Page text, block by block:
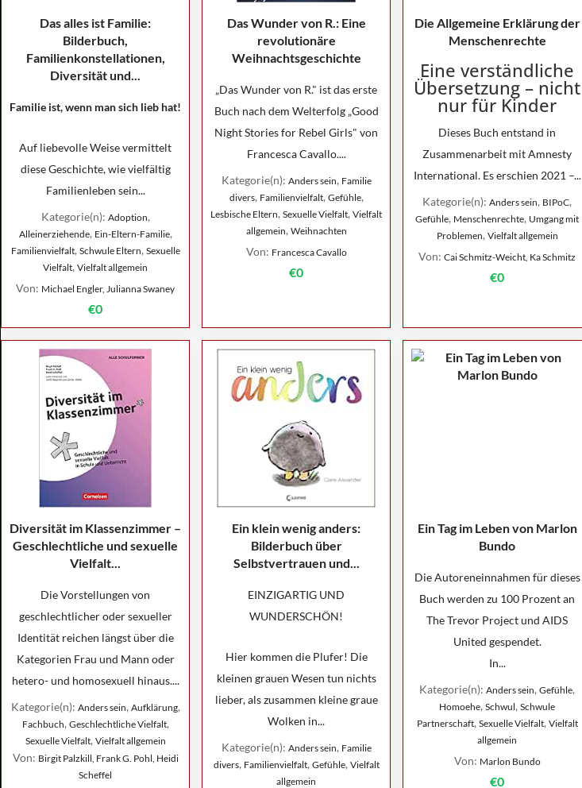
Das alles ist Familie:
Bilderbuch,
Familienkonstellationen,
Diversität und...
Familie ist, wenn man sich lieb hat!
Auf liebevolle Weise vermittelt
diese Geschichte, wie vielfältig
Familienleben sein...
Kategorie(n): Adoption,
Alleinerziehende, Ein-Eltern-Familie,
Familienvielfalt, Schwule Eltern, Sexuelle
Vielfalt, Vielfalt allgemein
Von: Michael Engler, Julianna Swaney
€0
Das Wunder von R.: Eine
revolutionäre
Weihnachtsgeschichte
„Das Wunder von R." ist das erste
Buch nach dem Welterfolg „Good
Night Stories for Rebel Girls" von
Francesca Cavallo....
Kategorie(n): Anders sein, Familie
divers, Familienvielfalt, Gefühle,
Lesbische Eltern, Sexuelle Vielfalt, Vielfalt
allgemein, Weihnachten
Von: Francesca Cavallo
€0
Die Allgemeine Erklärung der
Menschenrechte
Eine verständliche
Übersetzung – nicht
nur für Kinder
Dieses Buch entstand in
Zusammenarbeit mit Amnesty
International. Es erschien 2021 –...
Kategorie(n): Anders sein, BIPoC,
Gefühle, Menschenrechte, Umgang mit
Problemen, Vielfalt allgemein
Von: Cai Schmitz-Weicht, Ka Schmitz
€0
Diversität im Klassenzimmer –
Geschlechtliche und sexuelle
Vielfalt...
Die Vorstellungen von
geschlechtlicher oder sexueller
Identität reichen längst über die
Kategorien Frau und Mann oder
hetero- und homosexuell hinaus....
Kategorie(n): Anders sein, Aufklärung,
Fachbuch, Geschlechtliche Vielfalt,
Sexuelle Vielfalt, Vielfalt allgemein
Von: Birgit Palzkill, Frank G. Pohl, Heidi
Scheffel
Ein klein wenig anders:
Bilderbuch über
Selbstvertrauen und...
EINZIGARTIG UND
WUNDERSCHÖN!
Hier kommen die Plufer! Die
kleinen grauen Wesen tun nichts
lieber, als zusammen kleine graue
Wolken in...
Kategorie(n): Anders sein, Familie
divers, Familienvielfalt, Gefühle, Vielfalt
allgemein
Ein Tag im Leben von Marlon
Bundo
Die Autoreneinnahmen für dieses
Buch werden zu 100 Prozent an
The Trevor Project und AIDS
United gespendet.
In...
Kategorie(n): Anders sein, Gefühle,
Homoehe, Schwul, Schwule
Partnerschaft, Sexuelle Vielfalt, Vielfalt
allgemein
Von: Marlon Bundo
€0